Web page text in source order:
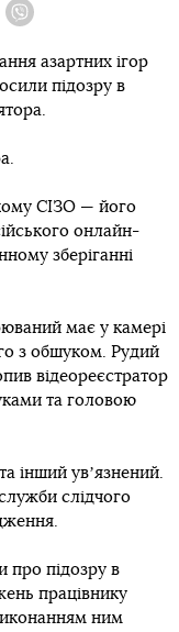
Viber
азартних ігор
підозру в
СІЗО — його
онлайн-
зберіганні
має у камері
з обшуком. Рудий
відеореєстратор
та головою
інший увʼязнений.
слідчого
про підозру в
працівнику
ним